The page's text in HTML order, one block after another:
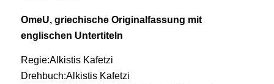
OmeU, griechische Originalfassung mit
englischen Untertiteln
Regie:Alkistis Kafetzi
Drehbuch:Alkistis Kafetzi